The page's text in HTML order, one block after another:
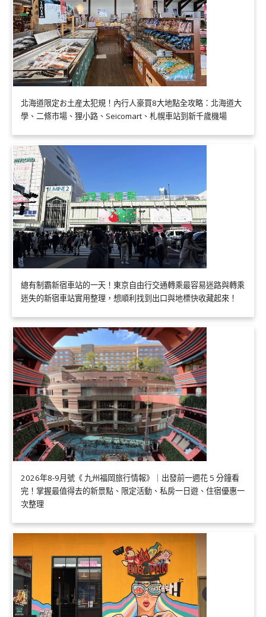
北海道限定お土産太犯規！內行人豪買8大地點全攻略：北海道大
學、二條市場、狸小路、Seicomart、札幌車站到新千歲機場
總有制霸新宿車站的一天！東京自由行交通轉乘最容易迷路與轉乘
迷失的新宿車站實用整理，想順利找到出口與地標快收藏起來！
2026年8-9月號《 九州福岡旅行情報》｜出發前一週花 5 分鐘看
完！掌握最值得去的新景點、限定活動、私房一日遊、住宿優惠一
次整理